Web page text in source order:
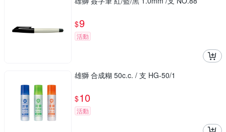
$9
活動
雄獅 合成糊 50c.c. / 支 HG-50/1
$10
活動